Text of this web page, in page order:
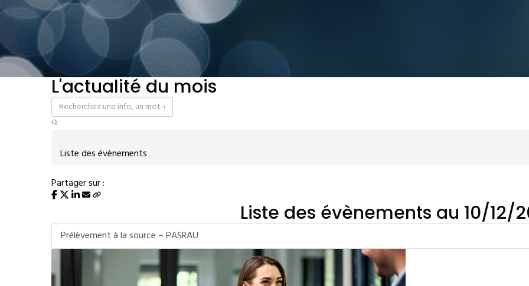
L'actualité du mois
Liste des évènements
Partager sur :
Liste des évènements au 10/12/
Prélèvement à la source – PASRAU